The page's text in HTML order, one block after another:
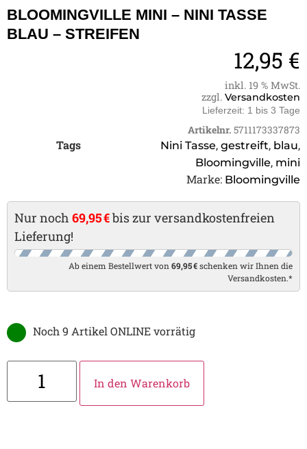
BLOOMINGVILLE MINI – NINI TASSE
BLAU – STREIFEN
12,95 €
inkl. 19 % MwSt.
zzgl. Versandkosten
Lieferzeit: 1 bis 3 Tage
Artikelnr. 5711173337873
Tags Nini Tasse, gestreift, blau,
Bloomingville, mini
Marke: Bloomingville
Nur noch 69,95 €bis zur versandkostenfreien
Lieferung!
Ab einem Bestellwert von 69,95 €schenken wir Ihnen die
Versandkosten.*
Noch 9 Artikel ONLINE vorrätig
In den Warenkorb